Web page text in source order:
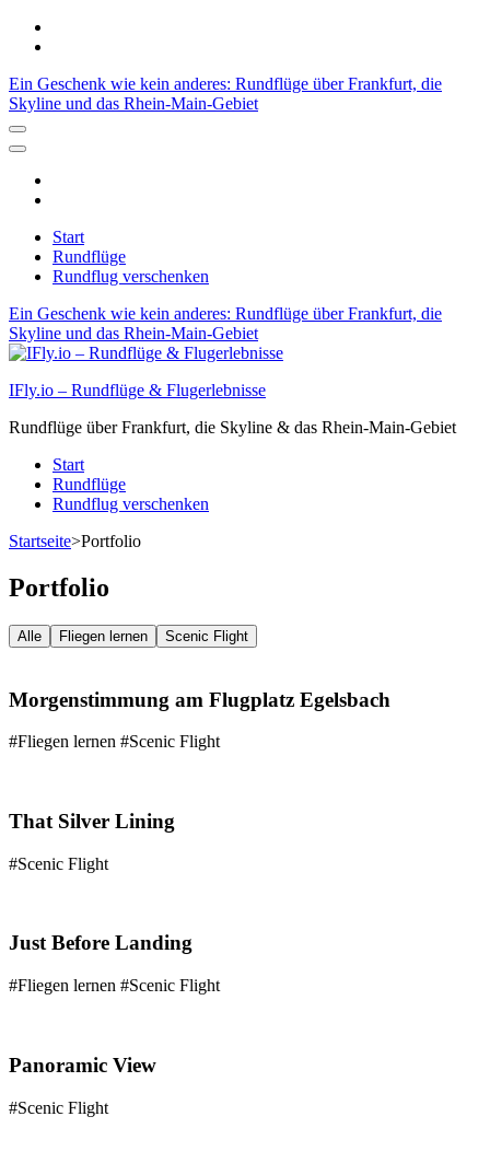
Zum
Inhalt
(Enter
drücken)
Ein Geschenk wie kein anderes: Rundflüge über Frankfurt, die
Skyline und das Rhein-Main-Gebiet
Start
Rundflüge
Rundflug verschenken
Ein Geschenk wie kein anderes: Rundflüge über Frankfurt, die
Skyline und das Rhein-Main-Gebiet
IFly.io – Rundflüge & Flugerlebnisse
Rundflüge über Frankfurt, die Skyline & das Rhein-Main-Gebiet
Start
Rundflüge
Rundflug verschenken
Startseite>Portfolio
Portfolio
Alle Fliegen lernen Scenic Flight
Morgenstimmung am Flugplatz Egelsbach
#Fliegen lernen #Scenic Flight
That Silver Lining
#Scenic Flight
Just Before Landing
#Fliegen lernen #Scenic Flight
Panoramic View
#Scenic Flight